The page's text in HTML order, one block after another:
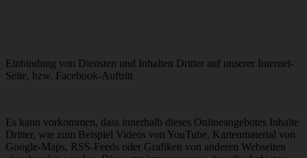
Einbindung von Diensten und Inhalten Dritter auf unserer Internet-
Seite, bzw. Facebook-Auftritt
Es kann vorkommen, dass innerhalb dieses Onlineangebotes Inhalte
Dritter, wie zum Beispiel Videos von YouTube, Kartenmaterial von
Google-Maps, RSS-Feeds oder Grafiken von anderen Webseiten